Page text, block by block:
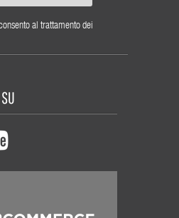
al trattamento dei